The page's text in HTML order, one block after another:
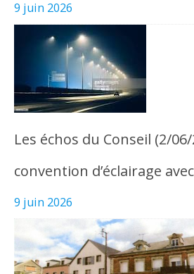
9 juin 2026
Les échos du Conseil (2/
convention d’éclairage
9 juin 2026